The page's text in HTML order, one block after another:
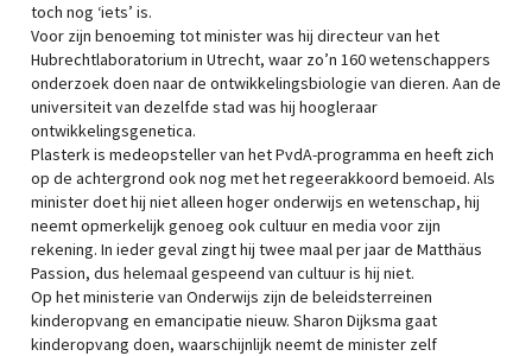
toch nog ‘iets’ is.
Voor zijn benoeming tot minister was hij directeur van het
Hubrechtlaboratorium in Utrecht, waar zo’n 160 wetenschappers
onderzoek doen naar de ontwikkelingsbiologie van dieren. Aan de
universiteit van dezelfde stad was hij hoogleraar
ontwikkelingsgenetica.
Plasterk is medeopsteller van het PvdA-programma en heeft zich
op de achtergrond ook nog met het regeerakkoord bemoeid. Als
minister doet hij niet alleen hoger onderwijs en wetenschap, hij
neemt opmerkelijk genoeg ook cultuur en media voor zijn
rekening. In ieder geval zingt hij twee maal per jaar de Matthäus
Passion, dus helemaal gespeend van cultuur is hij niet.
Op het ministerie van Onderwijs zijn de beleidsterreinen
kinderopvang en emancipatie nieuw. Sharon Dijksma gaat
kinderopvang doen, waarschijnlijk neemt de minister zelf